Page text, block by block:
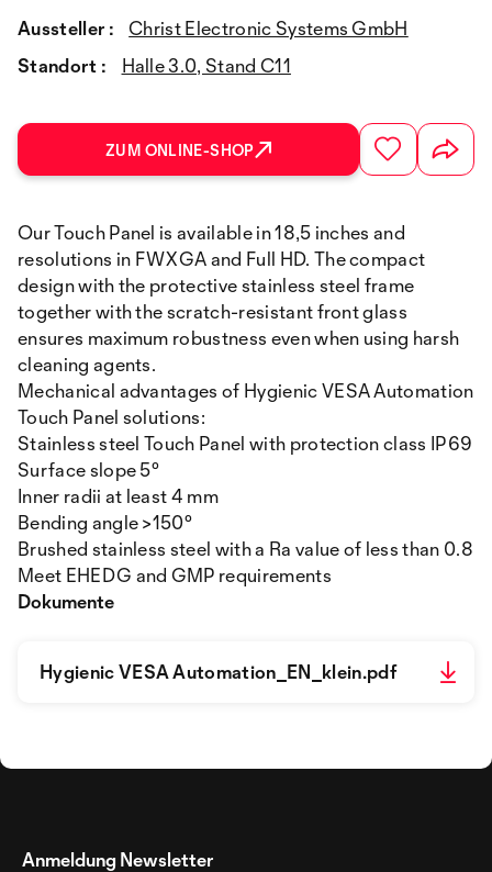
Aussteller :
Christ Electronic Systems GmbH
Standort :
Halle 3.0, Stand C11
ZUM ONLINE-SHOP
Our Touch Panel is available in 18,5 inches and
resolutions in FWXGA and Full HD. The compact
design with the protective stainless steel frame
together with the scratch-resistant front glass
ensures maximum robustness even when using harsh
cleaning agents.
Mechanical advantages of Hygienic VESA Automation
Touch Panel solutions:
Stainless steel Touch Panel with protection class IP69
Surface slope 5°
Inner radii at least 4 mm
Bending angle >150°
Brushed stainless steel with a Ra value of less than 0.8
Meet EHEDG and GMP requirements
Dokumente
Hygienic VESA Automation_EN_klein.pdf
Anmeldung Newsletter